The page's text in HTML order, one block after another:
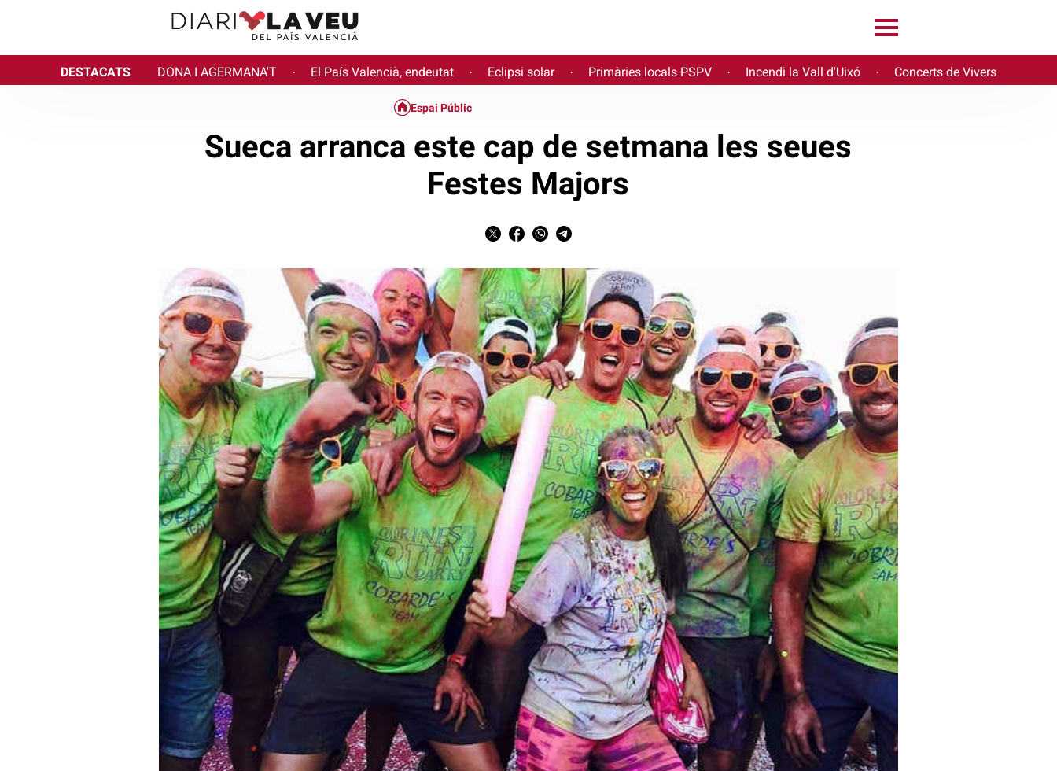
DESTACATS DONA I AGERMANA'T · El País Valencià, endeutat · Eclipsi solar · Primàries locals PSPV · Incendi la Vall d'Uixó · Concerts de Vivers
Espai Públic
Sueca arranca este cap de setmana les seues
Festes Majors